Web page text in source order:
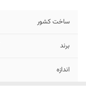
ساخت کشور
برند
اندازه